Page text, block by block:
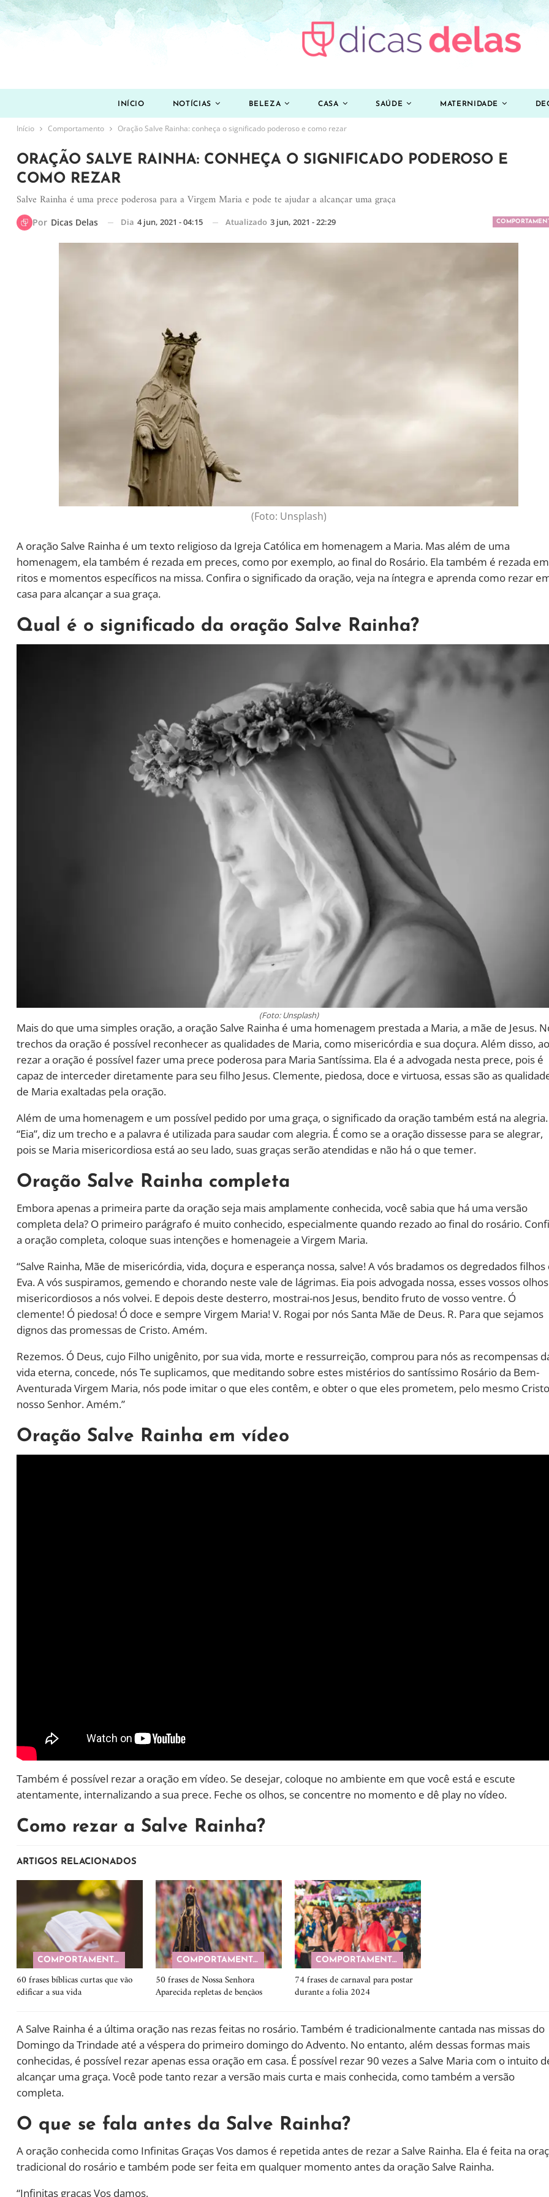
INÍCIO NOTÍCIAS BELEZA CASA SAÚDE MATERNIDADE
Início Comportamento Oração Salve Rainha: conheça o significado poderoso e como rezar
ORAÇÃO SALVE RAINHA: CONHEÇA O SIGNIFICADO PODEROSO E
COMO REZAR
Salve Rainha é uma prece poderosa para a Virgem Maria e pode te ajudar a alcançar uma graça
Por Dicas Delas Dia 4 jun, 2021 - 04:15 Atualizado 3 jun, 2021 - 22:29
(Foto: Unsplash)
A oração Salve Rainha é um texto religioso da Igreja Católica em homenagem a Maria. Mas além de uma
homenagem, ela também é rezada em preces, como por exemplo, ao final do Rosário. Ela também é rezada em
ritos e momentos específicos na missa. Confira o significado da oração, veja na íntegra e aprenda como rezar
casa para alcançar a sua graça.
Qual é o significado da oração Salve Rainha?
(Foto: Unsplash)
Mais do que uma simples oração, a oração Salve Rainha é uma homenagem prestada a Maria, a mãe de Jesus.
trechos da oração é possível reconhecer as qualidades de Maria, como misericórdia e sua doçura. Além disso, ao
rezar a oração é possível fazer uma prece poderosa para Maria Santíssima. Ela é a advogada nesta prece, pois é
capaz de interceder diretamente para seu filho Jesus. Clemente, piedosa, doce e virtuosa, essas são as
de Maria exaltadas pela oração.
Além de uma homenagem e um possível pedido por uma graça, o significado da oração também está na alegria.
“Eia”, diz um trecho e a palavra é utilizada para saudar com alegria. É como se a oração dissesse para se alegrar,
pois se Maria misericordiosa está ao seu lado, suas graças serão atendidas e não há o que temer.
Oração Salve Rainha completa
Embora apenas a primeira parte da oração seja mais amplamente conhecida, você sabia que há uma versão
completa dela? O primeiro parágrafo é muito conhecido, especialmente quando rezado ao final do rosário.
a oração completa, coloque suas intenções e homenageie a Virgem Maria.
“Salve Rainha, Mãe de misericórdia, vida, doçura e esperança nossa, salve! A vós bradamos os degredados filhos
Eva. A vós suspiramos, gemendo e chorando neste vale de lágrimas. Eia pois advogada nossa, esses vossos olhos
misericordiosos a nós volvei. E depois deste desterro, mostrai-nos Jesus, bendito fruto de vosso ventre. Ó
clemente! Ó piedosa! Ó doce e sempre Virgem Maria! V. Rogai por nós Santa Mãe de Deus. R. Para que sejamos
dignos das promessas de Cristo. Amém.
Rezemos. Ó Deus, cujo Filho unigênito, por sua vida, morte e ressurreição, comprou para nós as recompensas
vida eterna, concede, nós Te suplicamos, que meditando sobre estes mistérios do santíssimo Rosário da Bem-
Aventurada Virgem Maria, nós pode imitar o que eles contêm, e obter o que eles prometem, pelo mesmo Cristo
nosso Senhor. Amém.”
Oração Salve Rainha em vídeo
Também é possível rezar a oração em vídeo. Se desejar, coloque no ambiente em que você está e escute
atentamente, internalizando a sua prece. Feche os olhos, se concentre no momento e dê play no vídeo.
Como rezar a Salve Rainha?
ARTIGOS RELACIONADOS
COMPORTAMENTO
60 frases bíblicas curtas que vão
edificar a sua vida
COMPORTAMENTO
50 frases de Nossa Senhora
Aparecida repletas de bençãos
COMPORTAMENTO
74 frases de carnaval para postar
durante a folia 2024
A Salve Rainha é a última oração nas rezas feitas no rosário. Também é tradicionalmente cantada nas missas do
Domingo da Trindade até a véspera do primeiro domingo do Advento. No entanto, além dessas formas mais
conhecidas, é possível rezar apenas essa oração em casa. É possível rezar 90 vezes a Salve Maria com o intuito
alcançar uma graça. Você pode tanto rezar a versão mais curta e mais conhecida, como também a versão
completa.
O que se fala antes da Salve Rainha?
A oração conhecida como Infinitas Graças Vos damos é repetida antes de rezar a Salve Rainha. Ela é feita na
tradicional do rosário e também pode ser feita em qualquer momento antes da oração Salve Rainha.
“Infinitas graças Vos damos,